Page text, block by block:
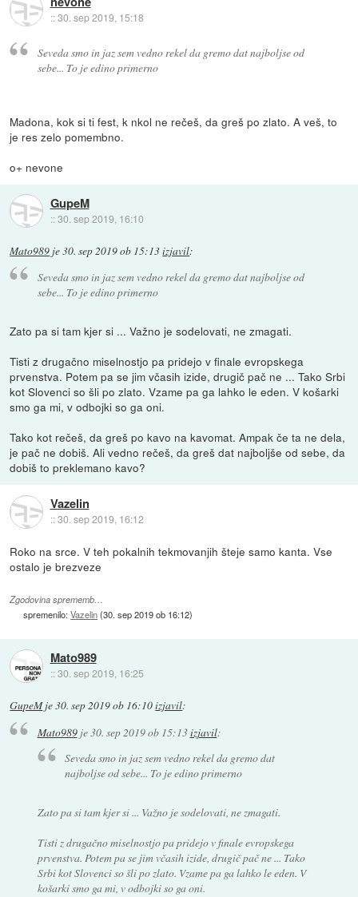
::30. sep 2019, 15:18
Seveda smo in jaz sem vedno rekel da gremo dat najboljse od
sebe... To je edino primerno
Madona, kok si ti fest, k nkol ne rečeš, da greš po zlato. A veš, to
je res zelo pomembno.
o+ nevone
GupeM
::30. sep 2019, 16:10
Mato989 je30. sep 2019 ob 15:13izjavil:
Seveda smo in jaz sem vedno rekel da gremo dat najboljse od
sebe... To je edino primerno
Zato pa si tam kjer si ... Važno je sodelovati, ne zmagati.
Tisti z drugačno miselnostjo pa pridejo v finale evropskega
prvenstva. Potem pa se jim včasih izide, drugič pač ne ... Tako Srbi
kot Slovenci so šli po zlato. Vzame pa ga lahko le eden. V košarki
smo ga mi, v odbojki so ga oni.
Tako kot rečeš, da greš po kavo na kavomat. Ampak če ta ne dela,
je pač ne dobiš. Ali vedno rečeš, da greš dat najboljše od sebe, da
dobiš to preklemano kavo?
Vazelin
::30. sep 2019, 16:12
Roko na srce. V teh pokalnih tekmovanjih šteje samo kanta. Vse
ostalo je brezveze
Zgodovina sprememb…
spremenilo:Vazelin(30. sep 2019 ob 16:12)
Mato989
::30. sep 2019, 16:25
GupeMje30. sep 2019 ob 16:10izjavil:
Mato989je30. sep 2019 ob 15:13izjavil:
Seveda smo in jaz sem vedno rekel da gremo dat
najboljse od sebe... To je edino primerno
Zato pa si tam kjer si ... Važno je sodelovati, ne zmagati.
Tisti z drugačno miselnostjo pa pridejo v finale evropskega
prvenstva. Potem pa se jim včasih izide, drugič pač ne ... Tako
Srbi kot Slovenci so šli po zlato. Vzame pa ga lahko le eden. V
košarki smo ga mi, v odbojki so ga oni.